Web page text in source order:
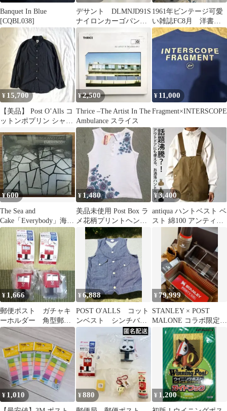
Banquet In Blue
[CQBL038]
デサント DLMNJD91S
ナイロンカーゴパン
ツ サンドカーキ 訳
あり
1961年ビンテージ可愛
い雑誌FC8月 洋書
古書ジャンクジャーナ
ル広告 紙モノ
¥ 15,700
【美品】 Post O’Alls コ
ットンポプリン シャツ
¥2,500
Thrice –The Artist In The
Ambulance スライス
¥ 11,000
Fragment×INTERSCOPE
¥600
The Sea and
Cake「Everybody」海外
盤CD
¥ 1,480
美品未使用 Post Box ラ
メ花柄プリントヘンリ
ーネック ボタンタンク
トップ
¥3,400
antiqua ハントベスト ベ
スト 綿100 アンティ
カ カーキ
¥ 1,666
郵便ポスト ガチャキ
ーホルダー 角型郵便
ポスト 郵便差出箱13
号 ミニチュア
¥6,888
POST O'ALLS コット
ンベスト シンチバッ
ク アメカジ ストリ
ート 古着
¥ 79,999
STANLEY × POST
MALONE コラボ限定商
¥ 1,010 ¥880 ¥ 1,200